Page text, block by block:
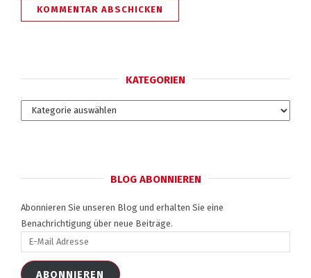
KATEGORIEN
Kategorien
BLOG ABONNIEREN
Abonnieren Sie unseren Blog und erhalten Sie eine
Benachrichtigung über neue Beiträge.
Mail
AdresseABONNIEREN